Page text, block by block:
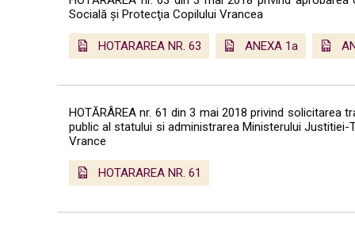
Socială şi Protecţia Copilului Vrancea
HOTARAREA NR. 63 ANEXA 1a
HOTĂRÂREA nr. 61 din 3 mai 2018 privind
public al statului si administrarea Ministerului
Vrance
HOTARAREA NR. 61